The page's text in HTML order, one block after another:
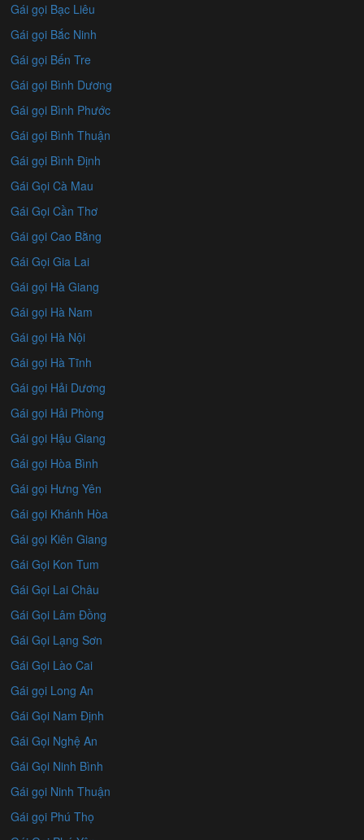
Gái gọi Bạc Liêu
Gái gọi Bắc Ninh
Gái gọi Bến Tre
Gái gọi Bình Dương
Gái gọi Bình Phước
Gái gọi Bình Thuận
Gái gọi Bình Định
Gái Gọi Cà Mau
Gái Gọi Cần Thơ
Gái gọi Cao Bằng
Gái Gọi Gia Lai
Gái gọi Hà Giang
Gái gọi Hà Nam
Gái gọi Hà Nội
Gái gọi Hà Tĩnh
Gái gọi Hải Dương
Gái gọi Hải Phòng
Gái gọi Hậu Giang
Gái gọi Hòa Bình
Gái gọi Hưng Yên
Gái gọi Khánh Hòa
Gái gọi Kiên Giang
Gái Gọi Kon Tum
Gái Gọi Lai Châu
Gái Gọi Lâm Đồng
Gái Gọi Lạng Sơn
Gái Gọi Lào Cai
Gái gọi Long An
Gái Gọi Nam Định
Gái Gọi Nghệ An
Gái Gọi Ninh Bình
Gái gọi Ninh Thuận
Gái gọi Phú Thọ